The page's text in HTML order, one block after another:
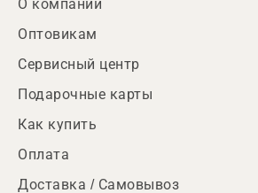
О компании
Оптовикам
Сервисный центр
Подарочные карты
Как купить
Оплата
Доставка / Самовывоз